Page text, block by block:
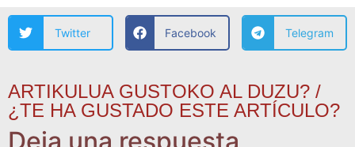
Twitter Facebook Telegram
ARTIKULUA GUSTOKO AL DUZU? /
¿TE HA GUSTADO ESTE ARTÍCULO?